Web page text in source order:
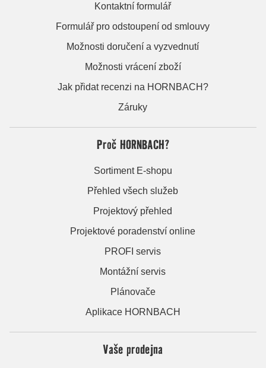
Kontaktní formulář
Formulář pro odstoupení od smlouvy
Možnosti doručení a vyzvednutí
Možnosti vrácení zboží
Jak přidat recenzi na HORNBACH?
Záruky
Proč HORNBACH?
Sortiment E-shopu
Přehled všech služeb
Projektový přehled
Projektové poradenství online
PROFI servis
Montážní servis
Plánovače
Aplikace HORNBACH
Vaše prodejna